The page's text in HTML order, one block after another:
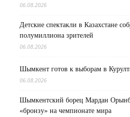
06.08.2026
Детские спектакли в Казахстане
полумиллиона зрителей
06.08.2026
Шымкент готов к выборам в
06.08.2026
Шымкентский борец Мардан
«бронзу» на чемпионате мира